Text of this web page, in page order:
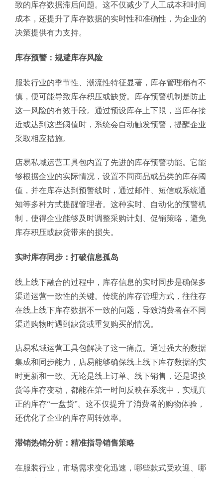
致的库存数据滞后问题。这不仅减少了人工成本和时间
成本，还提升了库存数据的实时性和准确性，为企业的
决策提供有力支持。
库存预警：规避库存风险
服装行业的季节性、潮流性特征显著，库存管理稍有不
慎，便可能导致库存积压或缺货。库存预警机制是防止
这一风险的有效手段。通过预设库存上下限，当库存接
近或达到这些阈值时，系统会自动触发预警，提醒企业
采取相应措施。
店易私域运营工具包内置了先进的库存预警功能。它能
够根据企业的实际情况，设置不同商品或品类的库存阈
值，并在库存达到预警线时，通过邮件、短信或系统通
知等多种方式提醒管理者。这种实时、自动化的预警机
制，使得企业能够及时调整采购计划、促销策略，避免
库存积压或缺货带来的损失。
实时库存同步：打破信息孤岛
线上线下融合的过程中，库存信息的实时同步是确保多
渠道运营一致性的关键。传统的库存管理方式，往往存
在线上线下库存数据不一致的问题，导致消费者在不同
渠道购物时遇到缺货或重复购买的情况。
店易私域运营工具包解决了这一痛点。通过强大的数据
集成和同步能力，店易能够确保线上线下库存数据的实
时更新和一致。无论是线上订单、线下销售，还是退换
货等库存变动，都能在第一时间反映在系统中，实现真
正的库存“一盘货”。这不仅提升了消费者的购物体验，
还优化了企业的库存周转效率。
滞销热销分析：精准指导销售策略
在服装行业，市场需求变化迅速，哪些款式受欢迎、哪